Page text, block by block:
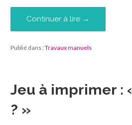
Continuer à lire →
Publié dans :Travaux manuels
Jeu à imprimer :
? »